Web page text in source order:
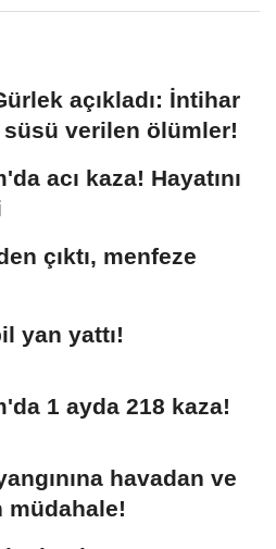
açıkladı: İntihar
süsü verilen ölümler!
acı kaza! Hayatını
çıktı, menfeze
yan yattı!
1 ayda 218 kaza!
havadan ve
müdahale!